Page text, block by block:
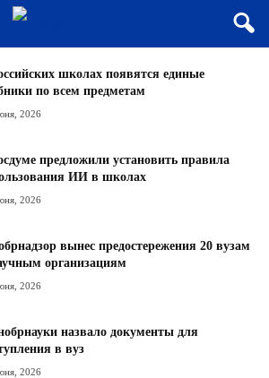
школах появятся единые
по всем предметам
2026
предложили установить правила
ИИ в школах
2026
вынес предостережения 20 вузам
организациям
2026
назвало документы для
в вуз
2026